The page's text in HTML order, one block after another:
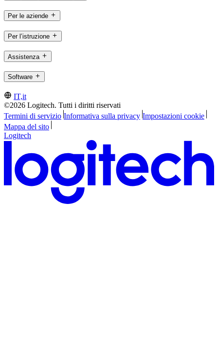
Per le aziende
Per l’istruzione
Assistenza
Software
IT,it
©2026 Logitech. Tutti i diritti riservati
Termini di servizio Informativa sulla privacy Impostazioni cookie
Mappa del sito
Logitech